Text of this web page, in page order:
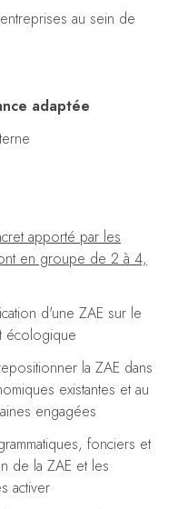
au sein de
adaptée
apporté par les
en groupe de 2 à 4,
d'une ZAE sur le
écologique
la ZAE dans
existantes et au
engagées
fonciers et
de la ZAE et les
activer